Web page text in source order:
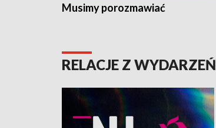
Musimy porozmawiać
RELACJE Z WYDARZEŃ